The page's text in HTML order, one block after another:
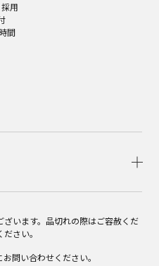
用
間
ざいます。品切れの際はご容赦くだ
さい。
問い合わせください。